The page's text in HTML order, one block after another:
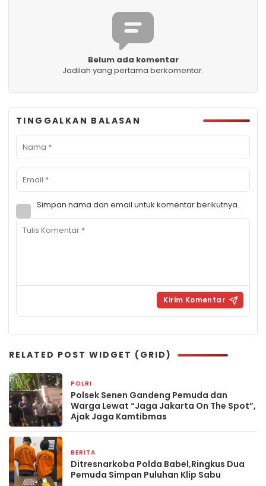
Belum ada komentar
Jadilah yang pertama berkomentar.
TINGGALKAN BALASAN
Simpan nama dan email untuk komentar berikutnya.
RELATED POST WIDGET (GRID)
POLRI
Polsek Senen Gandeng Pemuda dan
Warga Lewat “Jaga Jakarta On The Spot”,
Ajak Jaga Kamtibmas
BERITA
Ditresnarkoba Polda Babel,Ringkus Dua
Pemuda Simpan Puluhan Klip Sabu